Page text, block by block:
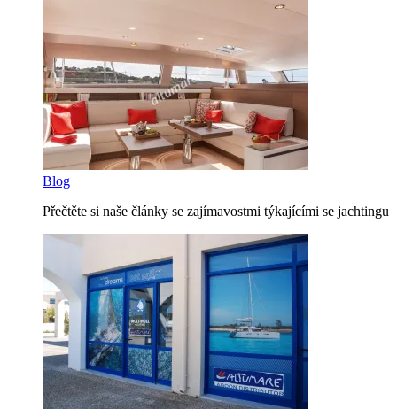
Blog
Přečtěte si naše články se zajímavostmi týkajícími se jachtingu